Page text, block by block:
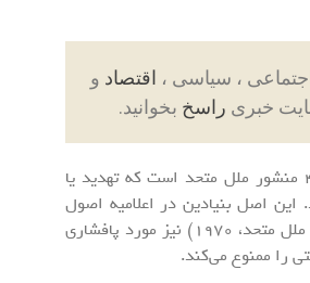
اقتصاد و
خبری راسخ بخوانید.
ما به صراحت پافشاری می‌کنیم که این عمل های، نقض مستقیم و عامدانه ماده ۲ بند ۴ منشور ملل متحد است که تهدید یا
اصل بنیادین در اعلامیه اصول
حقوق بین‌الملل در رابطه روابط دوستانه بین ملت‌ها (قطعنامه ۲۶۲۵ مجمع عمومی سازمان ملل متحد، ۱۹۷۰) نیز مورد پافشاری
را ممنوع می‌کند.